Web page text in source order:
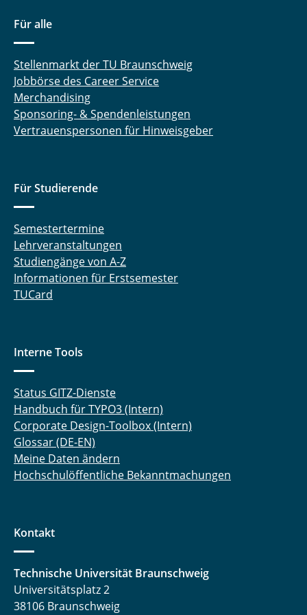
Dr. Rainer Niekamp
Für alle
Stellenmarkt der TU Braunschweig
Jobbörse des Career Service
Merchandising
Sponsoring- & Spendenleistungen
Vertrauenspersonen für Hinweisgeber
Für Studierende
Semestertermine
Lehrveranstaltungen
Studiengänge von A-Z
Informationen für Erstsemester
TUCard
Interne Tools
Status GITZ-Dienste
Handbuch für TYPO3 (Intern)
Corporate Design-Toolbox (Intern)
Glossar (DE-EN)
Meine Daten ändern
Hochschulöffentliche Bekanntmachungen
Kontakt
Technische Universität Braunschweig
Universitätsplatz 2
38106 Braunschweig